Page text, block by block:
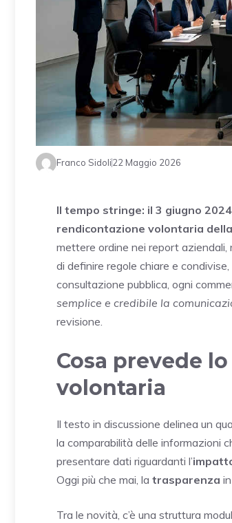
Franco Sidoli22 Maggio 2026
Il tempo stringe: il 3 giugno
rendicontazione volontaria
mettere ordine nei report aziendali,
di definire regole chiare e
consultazione pubblica, ogni
semplice e credibile la
revisione.
Cosa prevede
volontaria
Il testo in discussione delinea un
la comparabilità delle informazioni
presentare dati riguardanti l’
Oggi più che mai, la trasparenza
Tra le novità, c’è una struttura